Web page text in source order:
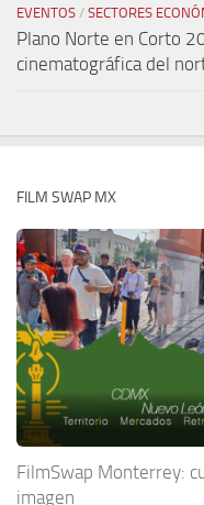
EVENTOS / SECTORES
Plano Norte en Corto
cinematográfica del
FILM SWAP MX
FilmSwap Monterrey:
imagen